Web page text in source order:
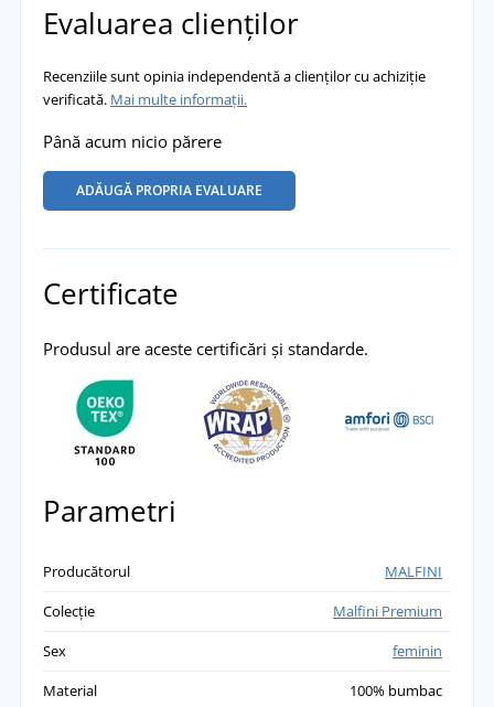
Evaluarea clienților
Recenziile sunt opinia independentă a clienților cu achiziție
verificată. Mai multe informații.
Până acum nicio părere
ADĂUGĂ PROPRIA EVALUARE
Certificate
Produsul are aceste certificări și standarde.
Parametri
Producătorul
MALFINI
Colecție
Malfini Premium
Sex
feminin
Material
100% bumbac